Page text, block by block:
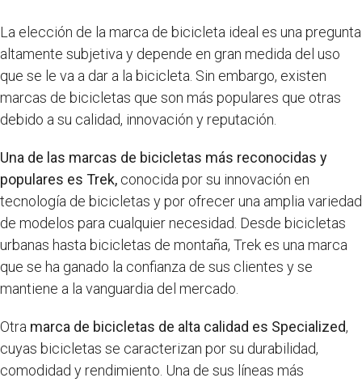
La elección de la marca de bicicleta ideal es una pregunta
altamente subjetiva y depende en gran medida del uso
que se le va a dar a la bicicleta. Sin embargo, existen
marcas de bicicletas que son más populares que otras
debido a su calidad, innovación y reputación.
Una de las marcas de bicicletas más reconocidas y
populares es Trek, conocida por su innovación en
tecnología de bicicletas y por ofrecer una amplia variedad
de modelos para cualquier necesidad. Desde bicicletas
urbanas hasta bicicletas de montaña, Trek es una marca
que se ha ganado la confianza de sus clientes y se
mantiene a la vanguardia del mercado.
Otra marca de bicicletas de alta calidad es Specialized,
cuyas bicicletas se caracterizan por su durabilidad,
comodidad y rendimiento. Una de sus líneas más